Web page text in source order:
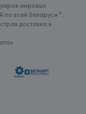
мировых
по всей Беларуси*.
доставка в
»